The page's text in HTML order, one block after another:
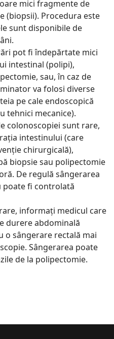
mici fragmente de
(biopsii). Procedura este
sunt disponibile de
pot fi îndepărtate mici
intestinal (polipi),
sau, în caz de
va folosi diverse
pe cale endoscopică
tehnici mecanice).
colonoscopiei sunt rare,
intestinului (care
chirurgicală),
biopsie sau polipectomie
De regulă sângerarea
poate fi controlată
informaţi medicul care
durere abdominală
o sângerare rectală mai
Sângerarea poate
de la polipectomie​.